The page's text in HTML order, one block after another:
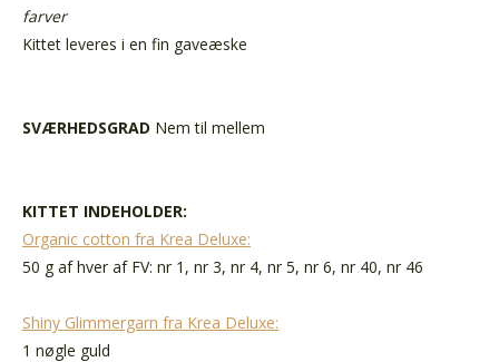
farver
Kittet leveres i en fin gaveæske
SVÆRHEDSGRAD Nem til mellem
KITTET INDEHOLDER:
Organic cotton fra Krea Deluxe:
50 g af hver af FV: nr 1, nr 3, nr 4, nr 5, nr 6, nr 40, nr 46
Shiny Glimmergarn fra Krea Deluxe:
1 nøgle guld